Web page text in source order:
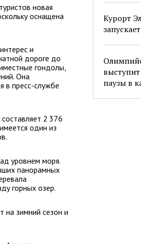
Курорт
паузы в
новая
оснащена
и
дороге до
гондолы,
Она
в пресс-службе
2 376
один из
уровнем моря.
панорамных
горных озер.
на зимний сезон и